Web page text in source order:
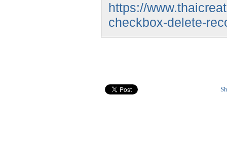
https://
checkbox-delete-